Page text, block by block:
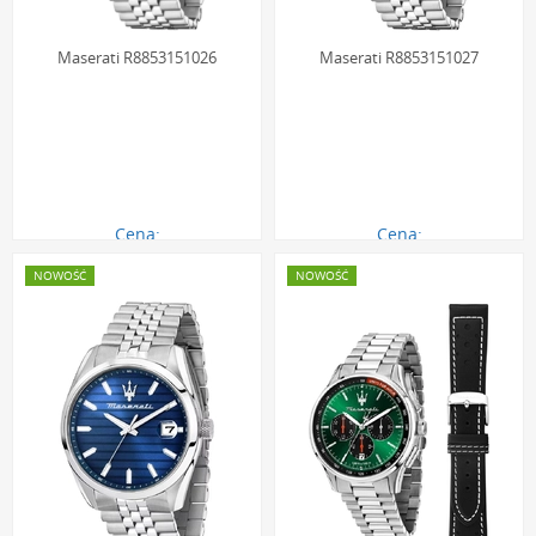
praktyce przekłada się na bezpieczeństwo podczas mycia
rąk, deszczu czy nawet krótkotrwałego zanurzenia w
doskonały wybór dla osób, które traktują czasomierz jako
dopasowanie do niemal każdego stroju. Eleganckie modele na
skórzanych paskach świetnie komponują się z garniturem lub
biznesową garsonką, podczas gdy masywne czasomierze na
stalowych bransoletach podkreślą charakter casualowych i
miejskich zestawów.
Dzięki zastosowaniu trwałych materiałów, takich jak stal 316L
i powłoki PVD, zegarki te zachowują swój nienaganny wygląd
przez długi czas, nawet przy intensywnym, codziennym
Maserati R8853151026
Cena:
Maserati R8853151027
Cena:
NOWOŚĆ NOWOŚĆ